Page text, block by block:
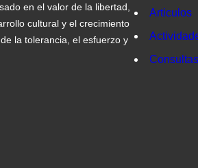
en el valor de la libertad,
cultural y el crecimiento
la tolerancia, el esfuerzo y
Articulos
Consultas